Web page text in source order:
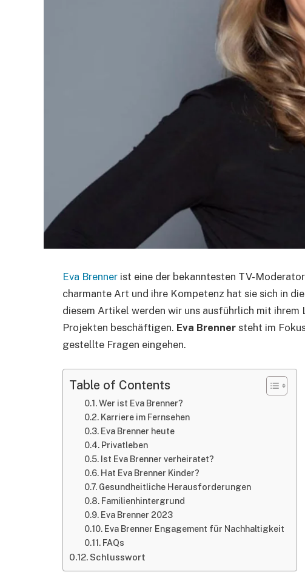
Eva Brenner ist eine der bekanntesten TV-
charmante Art und ihre Kompetenz hat sie sich in
diesem Artikel werden wir uns ausführlich mit ihrem
Projekten beschäftigen. Eva Brenner steht im
gestellte Fragen eingehen.
Table of Contents
Wer ist Eva Brenner?
Karriere im Fernsehen
Eva Brenner heute
Privatleben
Ist Eva Brenner verheiratet?
Hat Eva Brenner Kinder?
Gesundheitliche Herausforderungen
Familienhintergrund
Eva Brenner 2023
Eva Brenner Engagement für Nachhaltigkeit
FAQs
Schlusswort